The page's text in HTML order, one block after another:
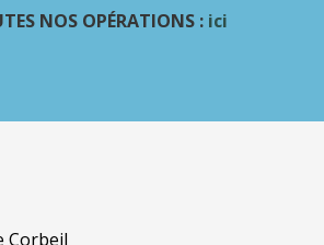
NOS OPÉRATIONS : ici
Corbeil